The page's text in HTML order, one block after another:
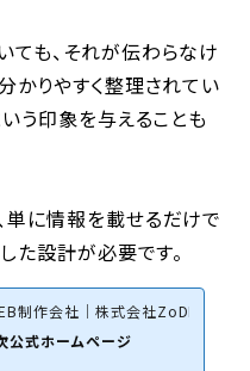
ても、それが伝わらなけ
かりやすく整理されてい
いう印象を与えることも
単に情報を載せるだけで
た設計が必要です。
制作会社｜株式会社ZoDDo
公式ホームページ